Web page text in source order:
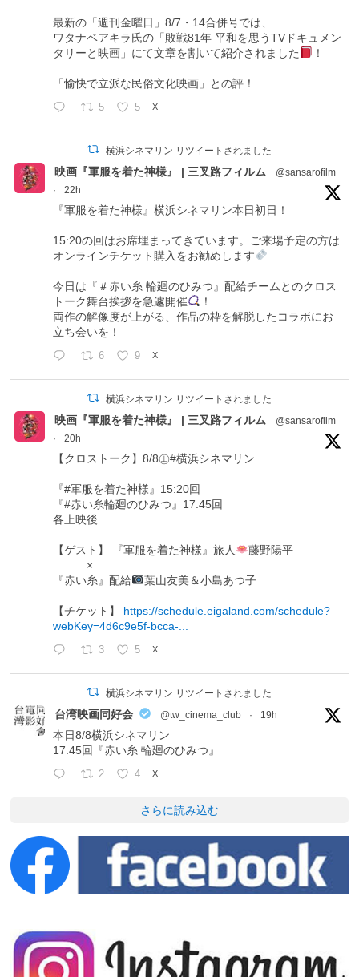
最新の「週刊金曜日」8/7・14合併号では、
ワタナベアキラ氏の「敗戦81年 平和を思うTVドキュメン
タリーと映画」にて文章を割いて紹介されました
！
「愉快で立派な民俗文化映画」との評！
5 5 X
横浜シネマリン リツイートされました
映画『軍服を着た神様』 | 三叉路フィルム
@sansarofilm
·
22h
『軍服を着た神様』横浜シネマリン本日初日！
15:20の回はお席埋まってきています。ご来場予定の方は
オンラインチケット購入をお勧めします
今日は『＃赤い糸 輪廻のひみつ』配給チームとのクロス
トーク舞台挨拶を急遽開催
！
両作の解像度が上がる、作品の枠を解脱したコラボにお
立ち会いを！
6 9 X
横浜シネマリン リツイートされました
映画『軍服を着た神様』 | 三叉路フィルム
@sansarofilm
·
20h
【クロストーク】8/8㊏#横浜シネマリン
『#軍服を着た神様』15:20回
『#赤い糸輪廻のひみつ』17:45回
各上映後
【ゲスト】 『軍服を着た神様』旅人
藤野陽平
×
『赤い糸』配給
葉山友美＆小島あつ子
【チケット】 https://schedule.eigaland.com/schedule?
webKey=4d6c9e5f-bcca-...
3 5 X
横浜シネマリン リツイートされました
台湾映画同好会 @tw_cinema_club · 19h
本日8/8横浜シネマリン
17:45回『赤い糸 輪廻のひみつ』
2 4 X
さらに読み込む